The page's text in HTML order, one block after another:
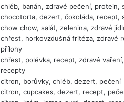
chléb, banán, zdravé pečení, protein,
chocotorta, dezert, čokoláda, recept,
chow chow, salát, zelenina, zdravé
chřest, horkovzdušná fritéza, zdravé
přílohy
chřest, polévka, recept, zdravé
recepty
citron, borůvky, chléb, dezert, pečení
citron, cupcakes, dezert, recept,